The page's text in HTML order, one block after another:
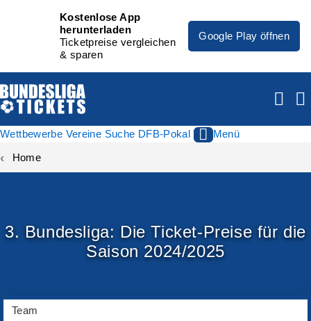
Kostenlose App
herunterladen
Ticketpreise vergleichen
& sparen
Google Play öffnen
Wettbewerbe Vereine Suche DFB-Pokal
Menü
Home
3. Bundesliga: Die Ticket-Preise für die
Saison 2024/2025
Team